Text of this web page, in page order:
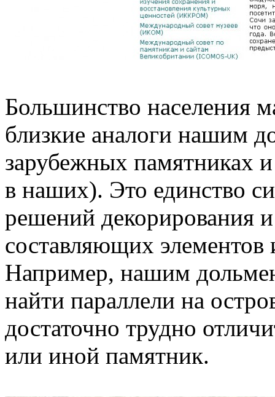
Большинство населения
близкие аналоги нашим
зарубежных памятниках
в наших). Это единство
решений декорирования
составляющих элементов
Например, нашим
найти параллели на
достаточно трудно
или иной памятник.